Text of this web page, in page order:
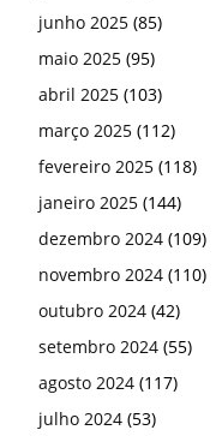
junho 2025 (85)
maio 2025 (95)
abril 2025 (103)
março 2025 (112)
fevereiro 2025 (118)
janeiro 2025 (144)
dezembro 2024 (109)
novembro 2024 (110)
outubro 2024 (42)
setembro 2024 (55)
agosto 2024 (117)
julho 2024 (53)